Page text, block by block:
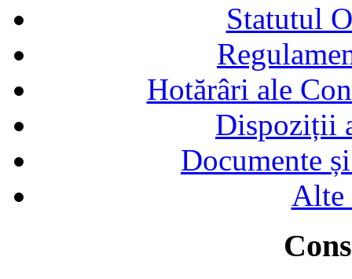
Statutul
Hotărâri ale
Dispoziții
Documente
Alte